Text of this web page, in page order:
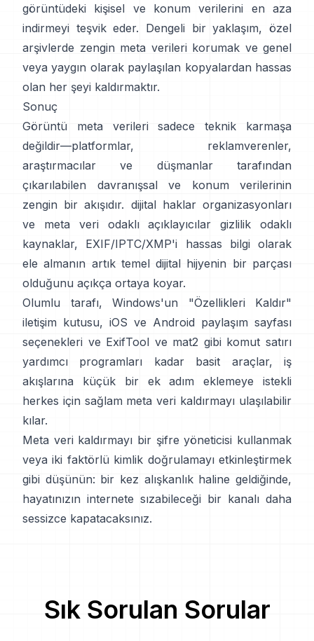
görüntüdeki kişisel ve konum verilerini en aza
indirmeyi teşvik eder. Dengeli bir yaklaşım, özel
arşivlerde zengin meta verileri korumak ve genel
veya yaygın olarak paylaşılan kopyalardan hassas
olan her şeyi kaldırmaktır.
Sonuç
Görüntü meta verileri sadece teknik karmaşa
değildir—platformlar, reklamverenler,
araştırmacılar ve düşmanlar tarafından
çıkarılabilen davranışsal ve konum verilerinin
zengin bir akışıdır. dijital haklar organizasyonları
ve
meta veri odaklı açıklayıcılar
gizlilik odaklı
kaynaklar, EXIF/IPTC/XMP'i hassas bilgi olarak
ele almanın artık temel dijital hijyenin bir parçası
olduğunu açıkça ortaya koyar.
Olumlu tarafı, Windows'un "Özellikleri Kaldır"
iletişim kutusu, iOS ve Android paylaşım sayfası
seçenekleri ve ExifTool ve mat2 gibi komut satırı
yardımcı programları kadar basit araçlar, iş
akışlarına küçük bir ek adım eklemeye istekli
herkes için sağlam meta veri kaldırmayı ulaşılabilir
kılar.
Meta veri kaldırmayı bir şifre yöneticisi kullanmak
veya iki faktörlü kimlik doğrulamayı etkinleştirmek
gibi düşünün: bir kez alışkanlık haline geldiğinde,
hayatınızın internete sızabileceği bir kanalı daha
sessizce kapatacaksınız.
Sık Sorulan Sorular